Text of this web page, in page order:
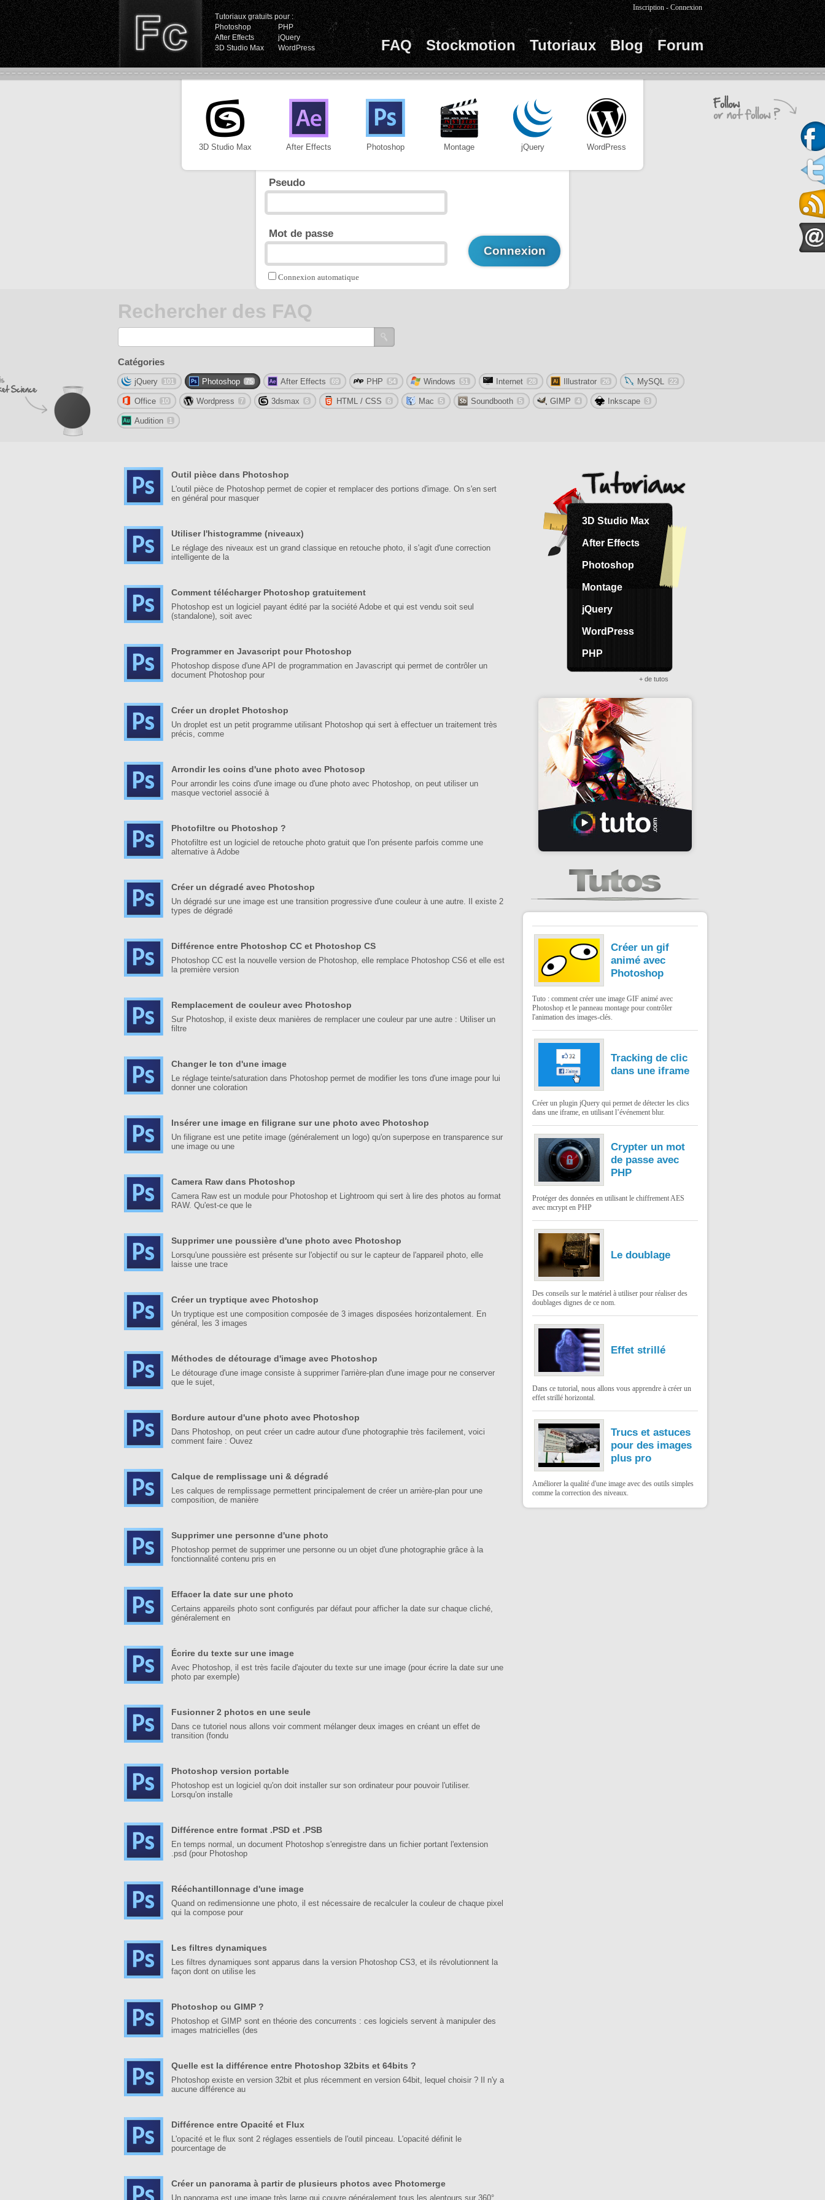
Tutoriaux gratuits pour :
Photoshop
PHP
After Effects
jQuery
3D Studio Max
WordPress FAQ Stockmotion Tutoriaux Blog Forum
Inscription -Connexion
3D Studio Max After Effects Photoshop Montage jQuery WordPress
Pseudo
Mot de passe
Connexion automatique
Rechercher des FAQ
Catégories
jQuery 101 Photoshop 75 After Effects 69 PHP 54 Windows 51 Internet 28 Illustrator 26 MySQL 22
Office 10 Wordpress 7 3dsmax 6 HTML / CSS 6 Mac 5 Soundbooth 5 GIMP 4 Inkscape 3
Audition 1
Outil pièce dans Photoshop
L'outil pièce de Photoshop permet de copier et remplacer des portions d'image. On s'en sert
en général pour masquer
Utiliser l'histogramme (niveaux)
Le réglage des niveaux est un grand classique en retouche photo, il s'agit d'une correction
intelligente de la
Comment télécharger Photoshop gratuitement
Photoshop est un logiciel payant édité par la société Adobe et qui est vendu soit seul
(standalone), soit avec
Programmer en Javascript pour Photoshop
Photoshop dispose d'une API de programmation en Javascript qui permet de contrôler un
document Photoshop pour
Créer un droplet Photoshop
Un droplet est un petit programme utilisant Photoshop qui sert à effectuer un traitement très
précis, comme
Arrondir les coins d'une photo avec Photosop
Pour arrondir les coins d'une image ou d'une photo avec Photoshop, on peut utiliser un
masque vectoriel associé à
Photofiltre ou Photoshop ?
Photofiltre est un logiciel de retouche photo gratuit que l'on présente parfois comme une
alternative à Adobe
Créer un dégradé avec Photoshop
Un dégradé sur une image est une transition progressive d'une couleur à une autre. Il existe 2
types de dégradé
Différence entre Photoshop CC et Photoshop CS
Photoshop CC est la nouvelle version de Photoshop, elle remplace Photoshop CS6 et elle est
la première version
Remplacement de couleur avec Photoshop
Sur Photoshop, il existe deux manières de remplacer une couleur par une autre : Utiliser un
filtre
Changer le ton d'une image
Le réglage teinte/saturation dans Photoshop permet de modifier les tons d'une image pour lui
donner une coloration
Insérer une image en filigrane sur une photo avec Photoshop
Un filigrane est une petite image (généralement un logo) qu'on superpose en transparence sur
une image ou une
Camera Raw dans Photoshop
Camera Raw est un module pour Photoshop et Lightroom qui sert à lire des photos au format
RAW. Qu'est-ce que le
Supprimer une poussière d'une photo avec Photoshop
Lorsqu'une poussière est présente sur l'objectif ou sur le capteur de l'appareil photo, elle
laisse une trace
Créer un tryptique avec Photoshop
Un tryptique est une composition composée de 3 images disposées horizontalement. En
général, les 3 images
Méthodes de détourage d'image avec Photoshop
Le détourage d'une image consiste à supprimer l'arrière-plan d'une image pour ne conserver
que le sujet,
Bordure autour d'une photo avec Photoshop
Dans Photoshop, on peut créer un cadre autour d'une photographie très facilement, voici
comment faire : Ouvez
Calque de remplissage uni & dégradé
Les calques de remplissage permettent principalement de créer un arrière-plan pour une
composition, de manière
Supprimer une personne d'une photo
Photoshop permet de supprimer une personne ou un objet d'une photographie grâce à la
fonctionnalité contenu pris en
Effacer la date sur une photo
Certains appareils photo sont configurés par défaut pour afficher la date sur chaque cliché,
généralement en
Écrire du texte sur une image
Avec Photoshop, il est très facile d'ajouter du texte sur une image (pour écrire la date sur une
photo par exemple)
Fusionner 2 photos en une seule
Dans ce tutoriel nous allons voir comment mélanger deux images en créant un effet de
transition (fondu
Photoshop version portable
Photoshop est un logiciel qu'on doit installer sur son ordinateur pour pouvoir l'utiliser.
Lorsqu'on installe
Différence entre format .PSD et .PSB
En temps normal, un document Photoshop s'enregistre dans un fichier portant l'extension
.psd (pour Photoshop
Rééchantillonnage d'une image
Quand on redimensionne une photo, il est nécessaire de recalculer la couleur de chaque pixel
qui la compose pour
Les filtres dynamiques
Les filtres dynamiques sont apparus dans la version Photoshop CS3, et ils révolutionnent la
façon dont on utilise les
Photoshop ou GIMP ?
Photoshop et GIMP sont en théorie des concurrents : ces logiciels servent à manipuler des
images matricielles (des
Quelle est la différence entre Photoshop 32bits et 64bits ?
Photoshop existe en version 32bit et plus récemment en version 64bit, lequel choisir ? Il n'y a
aucune différence au
Différence entre Opacité et Flux
L'opacité et le flux sont 2 réglages essentiels de l'outil pinceau. L'opacité définit le
pourcentage de
Créer un panorama à partir de plusieurs photos avec Photomerge
Un panorama est une image très large qui couvre généralement tous les alentours sur 360°.
3D Studio Max
After Effects
Photoshop
Montage
jQuery
WordPress
PHP
+ de tutos
Créer un gif
animé avec
Photoshop
Tuto : comment créer une image GIF animé avec
Photoshop et le panneau montage pour contrôler
l'animation des images-clés.
Tracking de clic
dans une iframe
Créer un plugin jQuery qui permet de détecter les clics
dans une iframe, en utilisant l’événement blur.
Crypter un mot
de passe avec
PHP
Protéger des données en utilisant le chiffrement AES
avec mcrypt en PHP
Le doublage
Des conseils sur le matériel à utiliser pour réaliser des
doublages dignes de ce nom.
Effet strillé
Dans ce tutorial, nous allons vous apprendre à créer un
effet strillé horizontal.
Trucs et astuces
pour des images
plus pro
Améliorer la qualité d'une image avec des outils simples
comme la correction des niveaux.